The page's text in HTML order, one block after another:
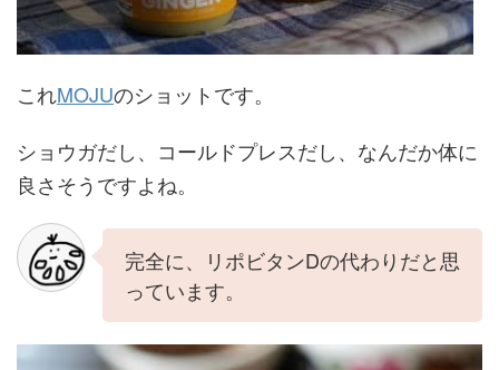
これMOJUのショットです。
ショウガだし、コールドプレスだし、なんだか体に
良さそうですよね。
完全に、リポビタンDの代わりだと思
っています。